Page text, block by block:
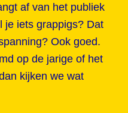
af van het publiek
je iets grappigs? Dat
Ook goed.
op de jarige of het
kijken we wat